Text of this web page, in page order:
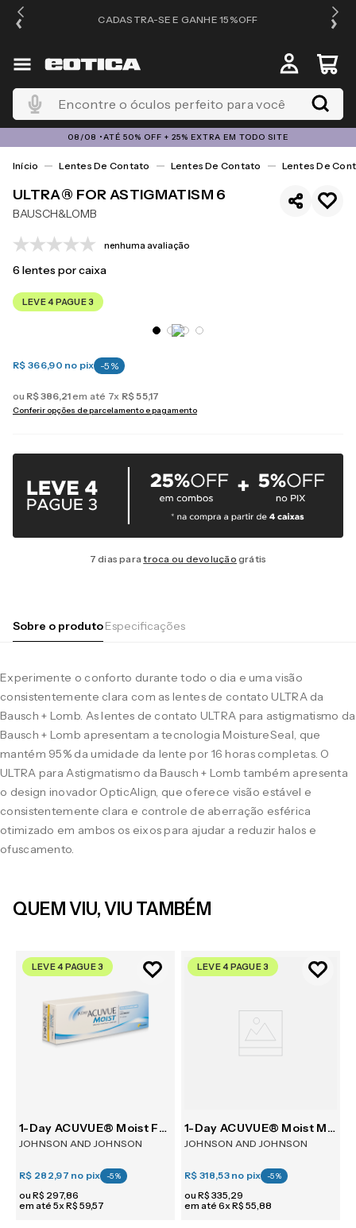
CADASTRA-SE E GANHE 15%OFF
Encontre o óculos perfeito para você
08/08 •ATÉ 50% OFF + 25% EXTRA EM TODO SITE
Lentes De Contato Lentes De Contato Lentes De
ULTRA® FOR ASTIGMATISM 6
BAUSCH&LOMB
nenhuma avaliação
6 lentes por caixa
LEVE 4 PAGUE 3
R$ 366,90 no pix -5 %
ou R$386,21 em até 7x R$55,17
Conferir opções de parcelamento e pagamento
7 dias paratroca ou devolução grátis
Sobre o produtoEspecificações
Experimente o conforto durante todo o dia e uma visão
consistentemente clara com as lentes de contato ULTRA da
Bausch + Lomb. As lentes de contato ULTRA para astigmatismo da
Bausch + Lomb apresentam a tecnologia MoistureSeal, que
mantém 95% da umidade da lente por 16 horas completas. O
ULTRA para Astigmatismo da Bausch + Lomb também apresenta
o design inovador OpticAlign, que oferece visão estável e
consistentemente clara e controle de aberração esférica
otimizado em ambos os eixos para ajudar a reduzir halos e
ofuscamento.
QUEM VIU, VIU TAMBÉM
LEVE 4 PAGUE 3
1-Day ACUVUE® Moist For Astigmatism 30
JOHNSON AND JOHNSON
R$ 282,97 no pix -5%
ou R$ 297,86
em até 5xR$ 59,57
LEVE 4 PAGUE 3
1-Day ACUVUE® Moist Multifocal 30
JOHNSON AND JOHNSON
R$ 318,53 no pix -5%
ou R$ 335,29
em até 6xR$ 55,88